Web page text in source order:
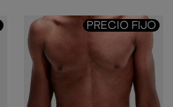
PRECIO FIJO